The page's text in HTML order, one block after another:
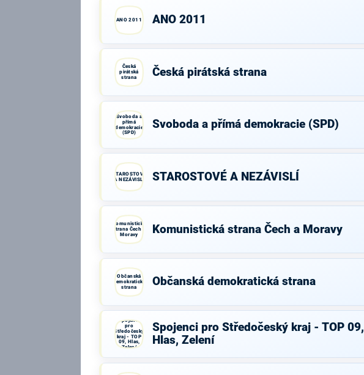
ANO 2011 ANO 2011
Česká
pirátská
strana
Česká pirátská strana
Svoboda a
přímá
demokracie
(SPD)
Svoboda a přímá demokracie (SPD)
STAROSTOVÉ
A NEZÁVISLÍ
STAROSTOVÉ A NEZÁVISLÍ
Komunistická
strana Čech a
Moravy
Komunistická strana Čech a Moravy
Občanská
demokratická
strana
Občanská demokratická strana
Spojenci
pro
Středočeský
kraj - TOP
09, Hlas,
Zelení
Spojenci pro Středočeský kraj - TOP 09,
Hlas, Zelení